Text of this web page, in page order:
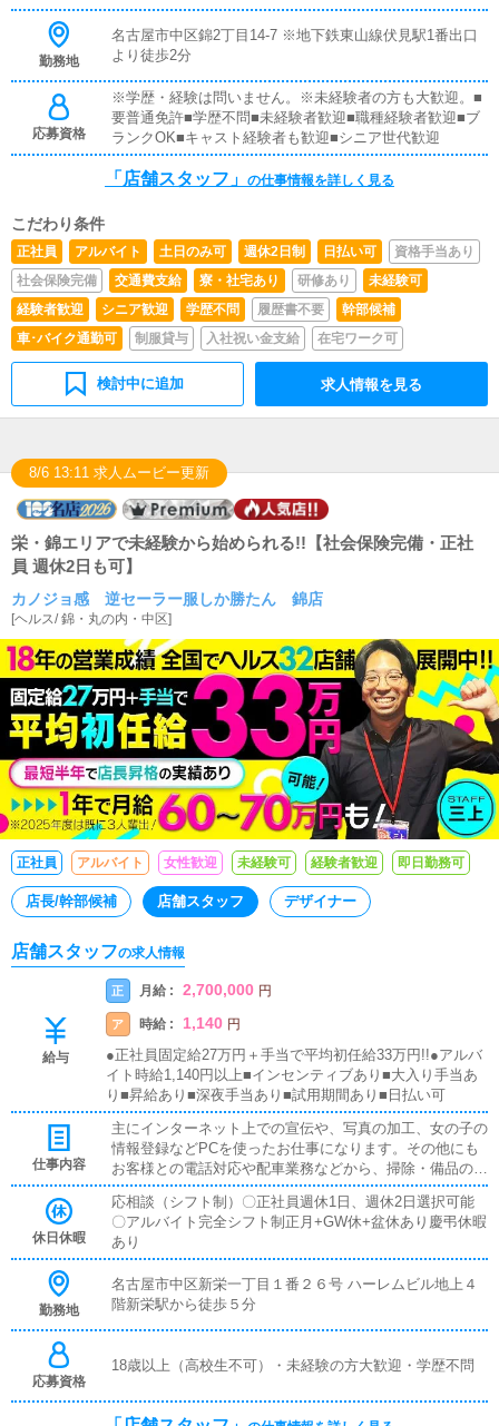
いけるので、経験者の方はもちろん未経験の方でも安心し
て働いて頂けます！
勤務地
名古屋市中区錦2丁目14-7 ※地下鉄東山線伏見駅1番出口
より徒歩2分
応募資格
※学歴・経験は問いません。※未経験者の方も大歓迎。■
要普通免許■学歴不問■未経験者歓迎■職種経験者歓迎■ブ
ランクOK■キャスト経験者も歓迎■シニア世代歓迎
「店舗スタッフ」 の仕事情報を詳しく見る
こだわり条件
正社員 アルバイト 土日のみ可 週休2日制 日払い可
資格手当あり
社会保険完備
交通費支給 寮・社宅あり 研修あり
未経験可
経験者歓迎
シニア歓迎 学歴不問 履歴書不要
幹部候補
車･バイク通勤可
制服貸与 入社祝い金支給 在宅ワーク可
検討中に追加 求人情報を見る
8/6 13:11 求人ムービー更新
栄・錦エリアで未経験から始められる!!【社会保険完備・正社
員 週休2日も可】
カノジョ感 逆セーラー服しか勝たん 錦店
[ヘルス/錦・丸の内・中区]
正社員 アルバイト 女性歓迎 未経験可 経験者歓迎 即日勤務可
店長/幹部候補 店舗スタッフ デザイナー
店舗スタッフの求人情報
給与
正 月給 : 2,700,000 円
ア 時給 : 1,140 円
●正社員固定給27万円＋手当で平均初任給33万円!!●アルバ
イト時給1,140円以上■インセンティブあり■大入り手当あ
り■昇給あり■深夜手当あり■試用期間あり■日払い可
仕事内容
主にインターネット上での宣伝や、写真の加工、女の子の
情報登録などPCを使ったお仕事になります。その他にも
お客様との電話対応や配車業務などから、掃除・備品の管
理といった雑務までお仕事は多岐に渡ります。どんな状況
にでも対応できる、総合的なスキルを高めていただけま
す。最初は簡単な雑用(掃除、お客様のご案内、タオル畳
等)お仕事に慣れてきましたらお客様の接客・受付、電話
休日休暇
応相談（シフト制）〇正社員週休1日、週休2日選択可能
〇アルバイト完全シフト制正月+GW休+盆休あり慶弔休暇
あり
勤務地
名古屋市中区新栄一丁目１番２６号 ハーレムビル地上４
階新栄駅から徒歩５分
応募資格
18歳以上（高校生不可）・未経験の方大歓迎・学歴不問